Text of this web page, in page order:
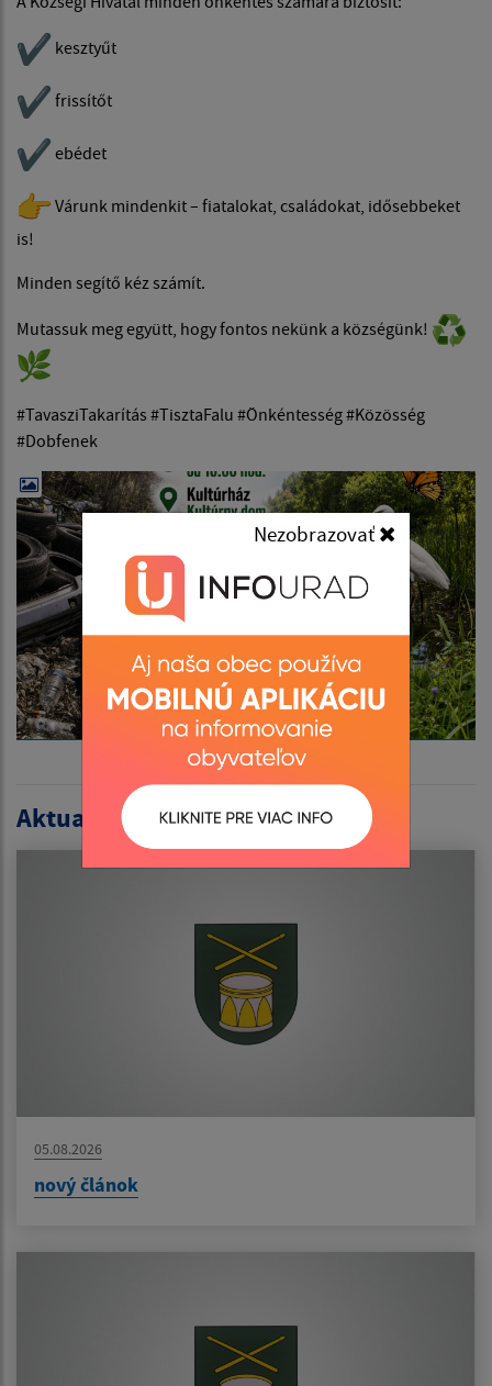
Nezobrazovať
kesztyűt
frissítőt
ebédet
Várunk mindenkit – fiatalokat, családokat, idősebbeket
is!
Minden segítő kéz számít.
Mutassuk meg együtt, hogy fontos nekünk a községünk!
#TavasziTakarítás #TisztaFalu #Önkéntesség #Közösség
#Dobfenek
Aktualitások listája:
05.08.2026
nový článok